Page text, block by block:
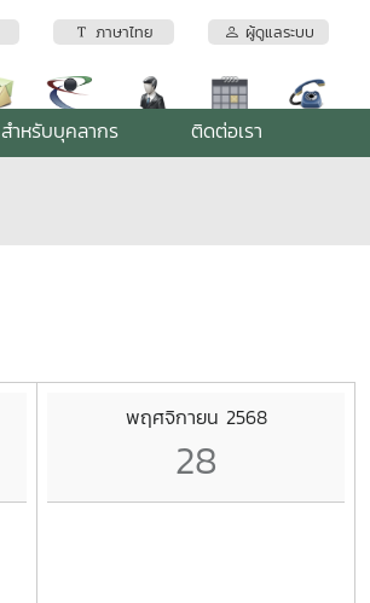
ภาษาไทย ผู้ดูแลระบบ
สำหรับบุคลากร ติดต่อเรา
พฤศจิกายน 2568
28